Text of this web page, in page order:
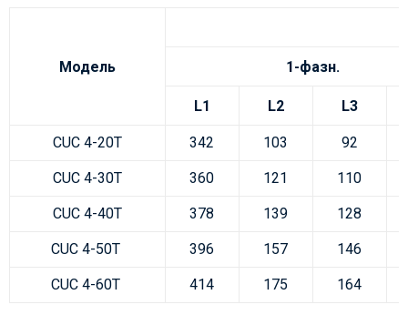
Модель 1-фазн.
L1 L2 L3
CUC 4-20T 342 103 92
CUC 4-30T 360 121 110
CUC 4-40T 378 139 128
CUC 4-50T 396 157 146
CUC 4-60T 414 175 164